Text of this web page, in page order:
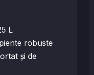
L
robuste
și de